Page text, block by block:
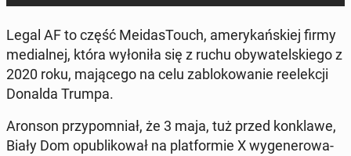
Legal AF to część Me­ida­sTo­uch, ame­ry­kań­skiej firmy
me­dial­nej, która wy­ło­ni­ła się z ruchu oby­wa­tel­skie­go z
2020 roku, ma­ją­ce­go na celu za­blo­ko­wa­nie re­elek­cji
Donalda Trumpa.
Aronson przy­po­mniał, że 3 maja, tuż przed kon­kla­we,
Biały Dom opu­bli­ko­wał na plat­for­mie X wy­ge­ne­ro­wa­